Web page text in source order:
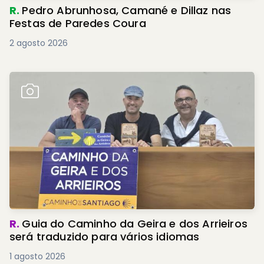
R. Pedro Abrunhosa, Camané e Dillaz nas
Festas de Paredes Coura
2 agosto 2026
R. Guia do Caminho da Geira e dos Arrieiros
será traduzido para vários idiomas
1 agosto 2026